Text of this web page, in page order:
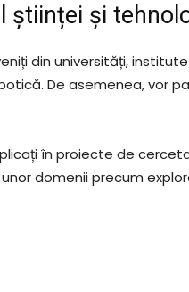
științei și
din universități,
De asemenea, vor
în proiecte de
domenii precum